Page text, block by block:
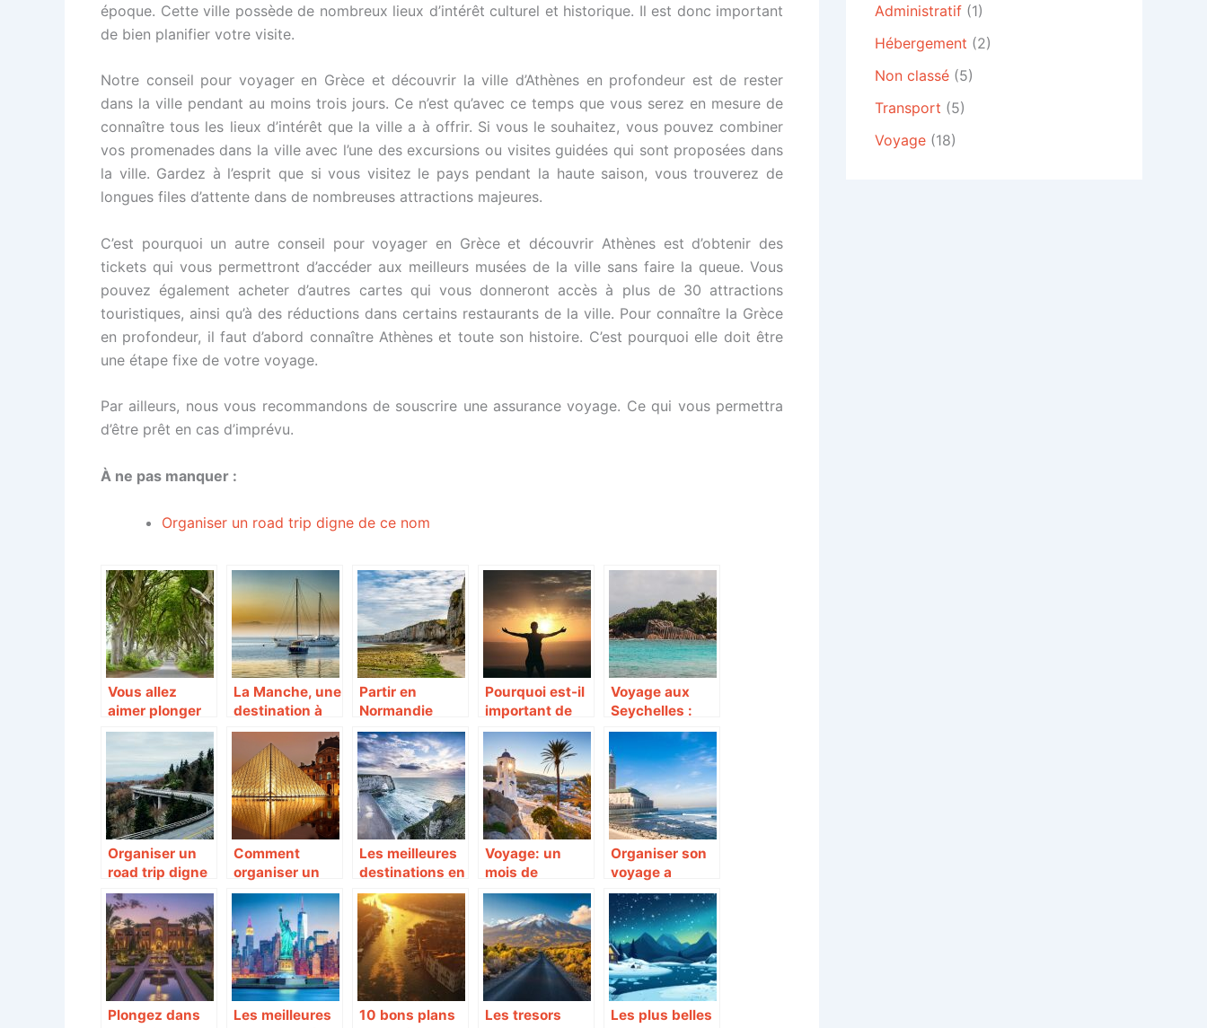
époque. Cette ville possède de nombreux lieux d’intérêt culturel et historique. Il est donc important
de bien planifier votre visite.
Notre conseil pour voyager en Grèce et découvrir la ville d’Athènes en profondeur est de rester
dans la ville pendant au moins trois jours. Ce n’est qu’avec ce temps que vous serez en mesure de
connaître tous les lieux d’intérêt que la ville a à offrir. Si vous le souhaitez, vous pouvez combiner
vos promenades dans la ville avec l’une des excursions ou visites guidées qui sont proposées dans
la ville. Gardez à l’esprit que si vous visitez le pays pendant la haute saison, vous trouverez de
longues files d’attente dans de nombreuses attractions majeures.
C’est pourquoi un autre conseil pour voyager en Grèce et découvrir Athènes est d’obtenir des
tickets qui vous permettront d’accéder aux meilleurs musées de la ville sans faire la queue. Vous
pouvez également acheter d’autres cartes qui vous donneront accès à plus de 30 attractions
touristiques, ainsi qu’à des réductions dans certains restaurants de la ville. Pour connaître la Grèce
en profondeur, il faut d’abord connaître Athènes et toute son histoire. C’est pourquoi elle doit être
une étape fixe de votre voyage.
Par ailleurs, nous vous recommandons de souscrire une assurance voyage. Ce qui vous permettra
d’être prêt en cas d’imprévu.
À ne pas manquer :
Organiser un road trip digne de ce nom
Vous allez
aimer plonger
dans le décor
temps d’un
séjour!
La Manche, une
destination à
privilégier
Partir en
Normandie
pendant ces
vacances ?
Pourquoi est-il
important de
faire un voyage
spirituel ?
Voyage aux
Seychelles :
tout ce que
vous devez
savoir
Organiser un
road trip digne
de ce nom
Comment
organiser un
voyage sur
mesure en
France ?
Les meilleures
destinations en
France
Voyage: un
mois de
septembre
parfait en
Grece.
Organiser son
voyage a
Casablanca :
les astuces
pour le sejour
parfait !
Plongez dans
Les meilleures
10 bons plans
Les tresors
Les plus belles
Administratif (1)
Hébergement (2)
Non classé (5)
Transport (5)
Voyage (18)